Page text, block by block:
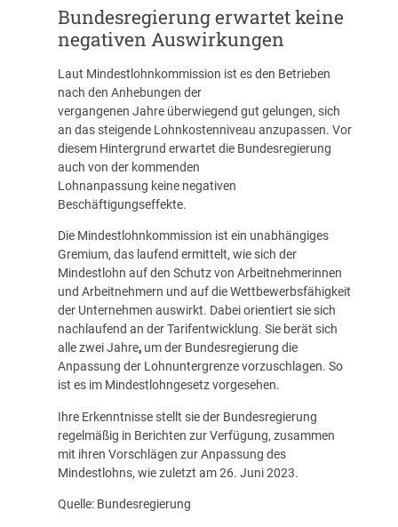
Bundesregierung erwartet keine
negativen Auswirkungen
Laut Mindestlohnkommission ist es den Betrieben
nach den Anhebungen der
vergangenen Jahre überwiegend gut gelungen, sich
an das steigende Lohnkostenniveau anzupassen. Vor
diesem Hintergrund erwartet die Bundesregierung
auch von der kommenden
Lohnanpassung keine negativen
Beschäftigungseffekte.
Die Mindestlohnkommission ist ein unabhängiges
Gremium, das laufend ermittelt, wie sich der
Mindestlohn auf den Schutz von Arbeitnehmerinnen
und Arbeitnehmern und auf die Wettbewerbsfähigkeit
der Unternehmen auswirkt. Dabei orientiert sie sich
nachlaufend an der Tarifentwicklung. Sie berät sich
alle zwei Jahre,um der Bundesregierung die
Anpassung der Lohnuntergrenze vorzuschlagen. So
ist es im Mindestlohngesetzvorgesehen.
Ihre Erkenntnisse stellt sie der Bundesregierung
regelmäßig in Berichten zur Verfügung, zusammen
mit ihren Vorschlägen zur Anpassung des
Mindestlohns, wie zuletzt am 26. Juni 2023.
Quelle: Bundesregierung